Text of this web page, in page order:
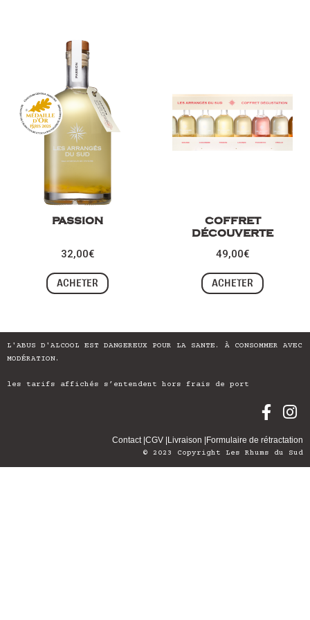
PASSION
32,00€
ACHETER
COFFRET
DÉCOUVERTE
49,00€
ACHETER
L'ABUS D'ALCOOL EST DANGEREUX POUR LA SANTE. À CONSOMMER AVEC
MODÉRATION.
les tarifs affichés s’entendent hors frais de port
Contact | CGV | Livraison | Formulaire de rétractation
© 2023 Copyright Les Rhums du Sud